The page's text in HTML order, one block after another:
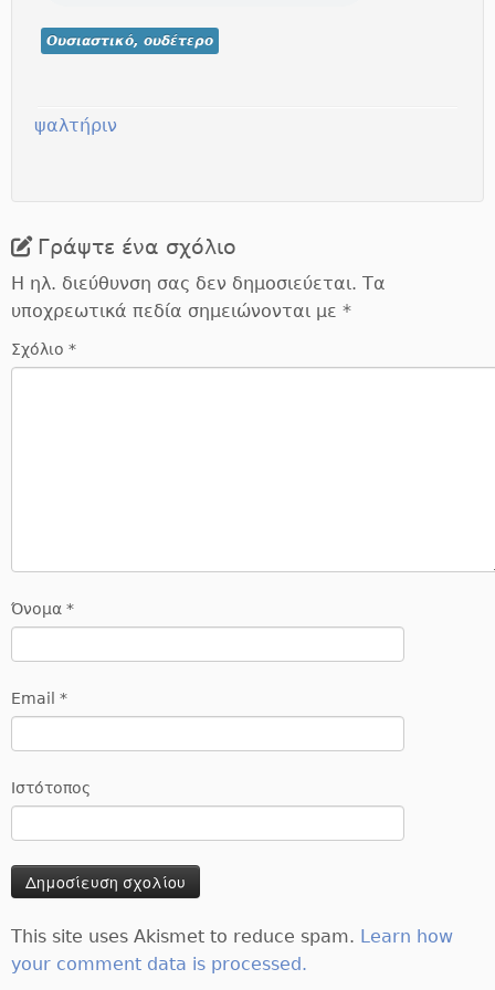
Ουσιαστικό, ουδέτερο
ψαλτήριν
Γράψτε ένα σχόλιο
Η ηλ. διεύθυνση σας δεν δημοσιεύεται. Τα
υποχρεωτικά πεδία σημειώνονται με *
Σχόλιο *
Όνομα *
Email *
Ιστότοπος
This site uses Akismet to reduce spam. Learn how
your comment data is processed.